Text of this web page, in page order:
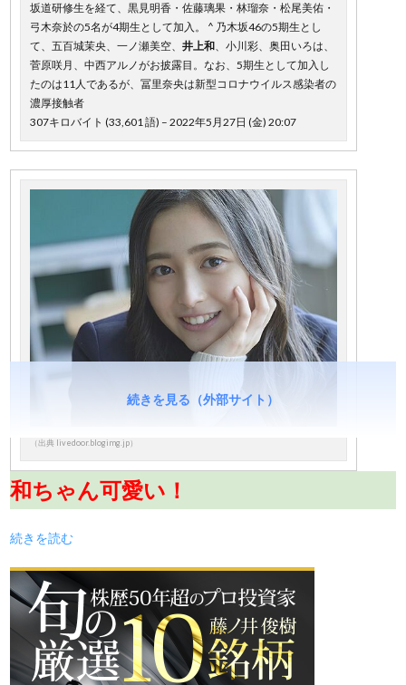
坂道研修生を経て、黒見明香・佐藤璃果・林瑠奈・松尾美佑・
弓木奈於の5名が4期生として加入。 ^ 乃木坂46の5期生とし
て、五百城茉央、一ノ瀬美空、 井上和、小川彩、奥田いろは、
菅原咲月、中西アルノがお披露目。なお、5期生として加入し
たのは11人であるが、冨里奈央は新型コロナウイルス感染者の
濃厚接触者
307キロバイト (33,601 語) – 2022年5月27日 (金) 20:07
（出典 livedoor.blogimg.jp）
和ちゃん可愛い！
続きを読む
続きを見る（外部サイト）